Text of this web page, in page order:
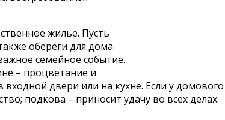
жилье. Пусть
обереги для дома
семейное событие.
– процветание и
двери или на кухне. Если у домового
подкова – приносит удачу во всех делах.